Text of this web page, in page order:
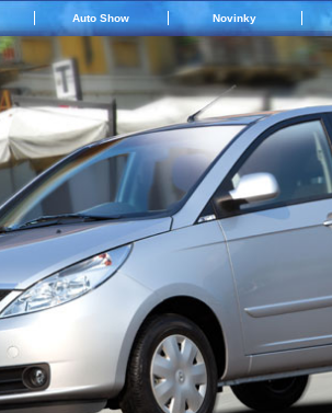
Auto Show Novinky